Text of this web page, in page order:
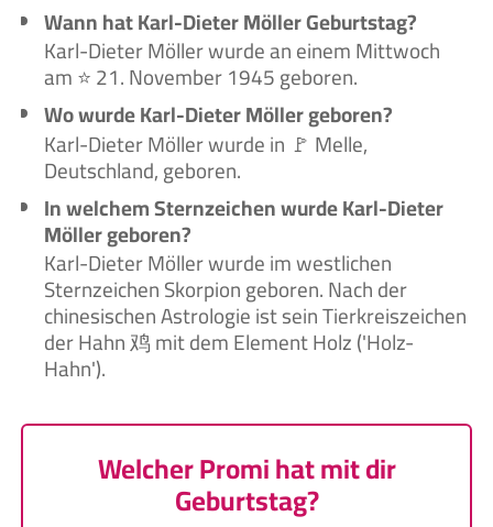
Wann hat Karl-Dieter Möller Geburtstag?
Karl-Dieter Möller wurde an einem Mittwoch
am ⭐ 21. November 1945 geboren.
Wo wurde Karl-Dieter Möller geboren?
Karl-Dieter Möller wurde in 🚩 Melle,
Deutschland, geboren.
In welchem Sternzeichen wurde Karl-Dieter
Möller geboren?
Karl-Dieter Möller wurde im westlichen
Sternzeichen Skorpion geboren. Nach der
chinesischen Astrologie ist sein Tierkreiszeichen
der Hahn 鸡 mit dem Element Holz ('Holz-
Hahn').
Welcher Promi hat mit dir
Geburtstag?